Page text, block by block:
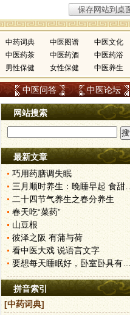
中药词典 中医图谱
中医文化
中医药茶 中医药酒
中医药浴
男性保健 女性保健 中医养生
中医问答 中医论坛
网站搜索
最新文章
巧用药膳调失眠
三月顺时养生：晚睡早起 食甜养肝
二十四节气养生之春分养生
春天吃“菜药”
山豆根
彼泽之阪 有蒲与荷
看中医大戏 说语言文字
要想每天睡眠好，卧室卧具有讲究
拼音索引
[中药词典]